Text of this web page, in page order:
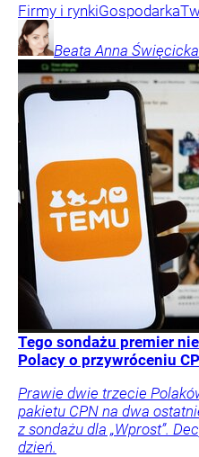
Firmy i rynkiGospodarka
Beata Anna Święcicka
Tego sondażu premier
Polacy o przywróceniu
Prawie dwie trzecie
pakietu CPN na dwa
z sondażu dla „Wprost”.
dzień.